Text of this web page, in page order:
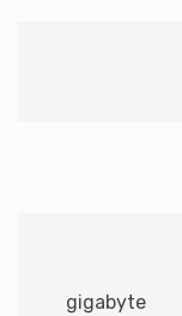
gigabyte